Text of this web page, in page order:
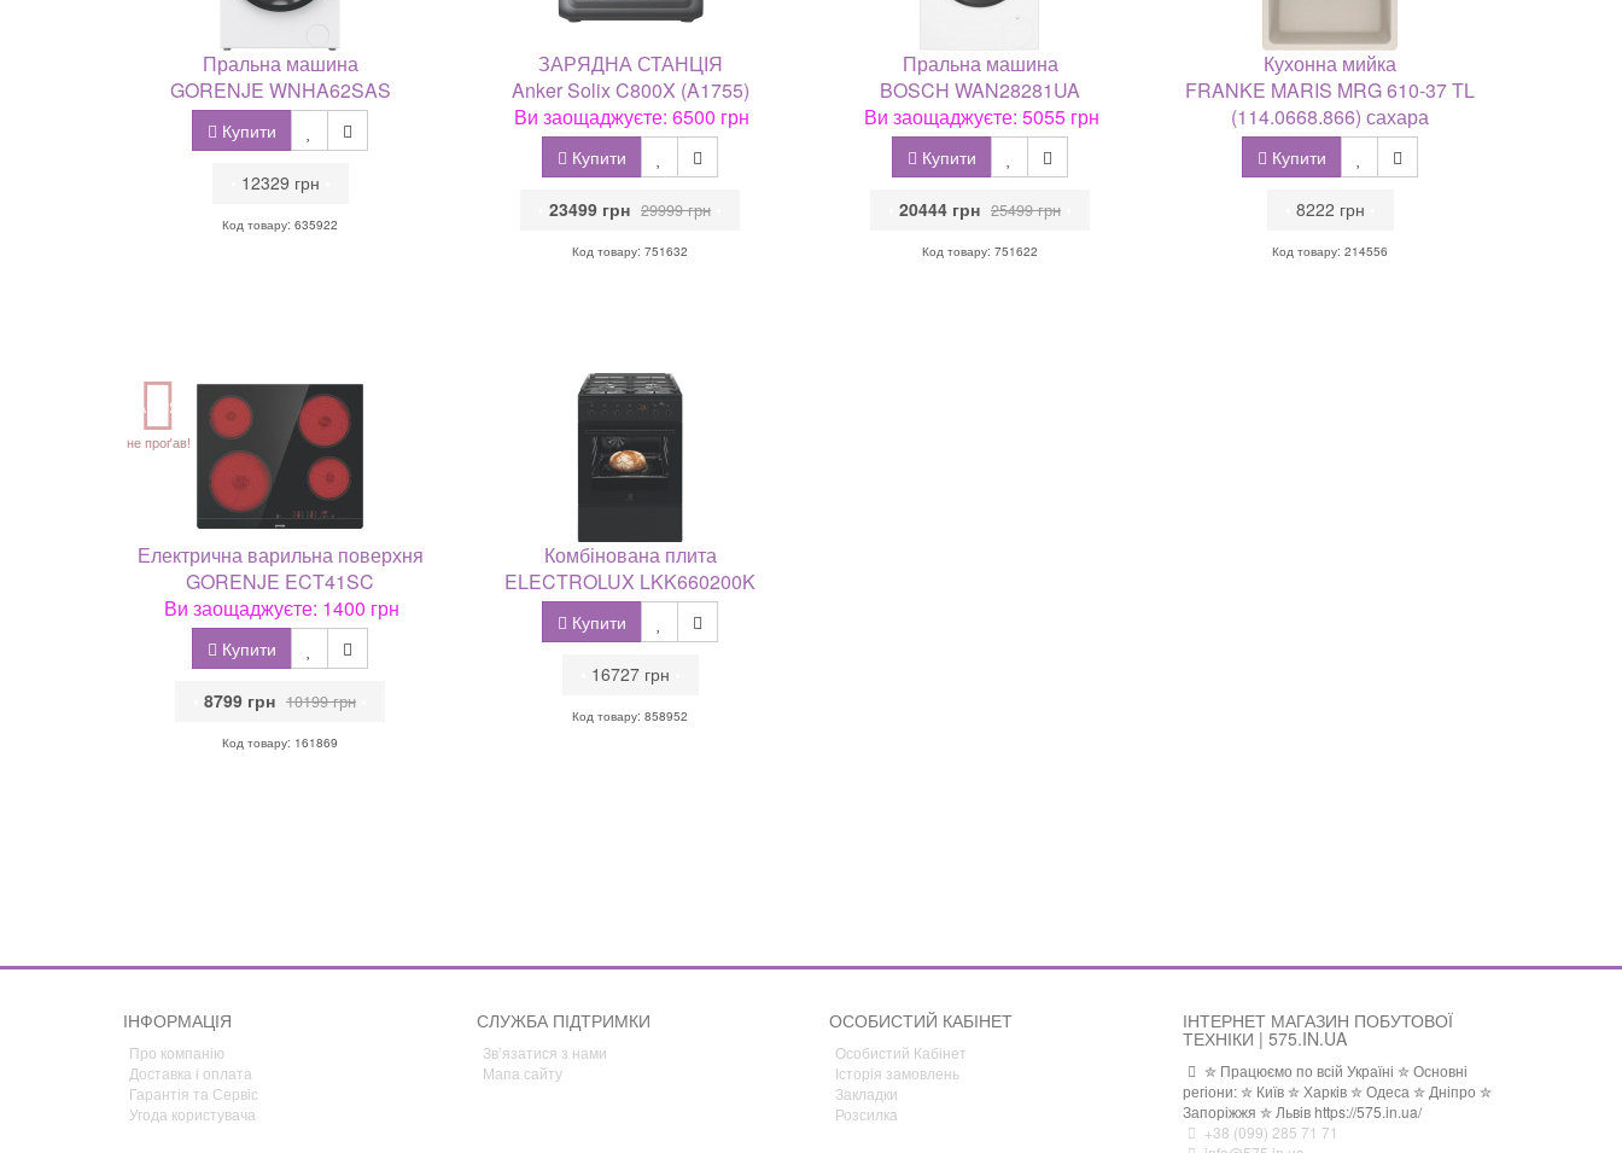
Пральна машина
GORENJE WNHA62SAS
Купити
12329 грн
Код товару: 635922
ЗАРЯДНА СТАНЦІЯ
Anker Solix C800X (A1755)
Ви заощаджуєте: 6500 грн
Купити
23499 грн 29999 грн
Код товару: 751632
Пральна машина
BOSCH WAN28281UA
Ви заощаджуєте: 5055 грн
Купити
20444 грн 25499 грн
Код товару: 751622
Кухонна мийка
FRANKE MARIS MRG 610-37 TL
(114.0668.866) сахара
Купити
8222 грн
Код товару: 214556
АКЦІЯ
не проґав!
Електрична варильна поверхня
GORENJE ECT41SC
Ви заощаджуєте: 1400 грн
Купити
8799 грн 10199 грн
Код товару: 161869
Комбінована плита
ELECTROLUX LKK660200K
Купити
16727 грн
Код товару: 858952
ІНФОРМАЦІЯ
Про компанію
Доставка і оплата
Гарантія та Сервіс
Угода користувача
СЛУЖБА ПІДТРИМКИ
Зв’язатися з нами
Мапа сайту
ОСОБИСТИЙ КАБІНЕТ
Особистий Кабінет
Історія замовлень
Закладки
Розсилка
ІНТЕРНЕТ МАГАЗИН ПОБУТОВОЇ
ТЕХНІКИ | 575.IN.UA
✮ Працюємо по всій Україні ✮ Основні
регіони: ✮ Київ ✮ Харків ✮ Одеса ✮ Дніпро ✮
Запоріжжя ✮ Львів https://575.in.ua/
+38 (099) 285 71 71